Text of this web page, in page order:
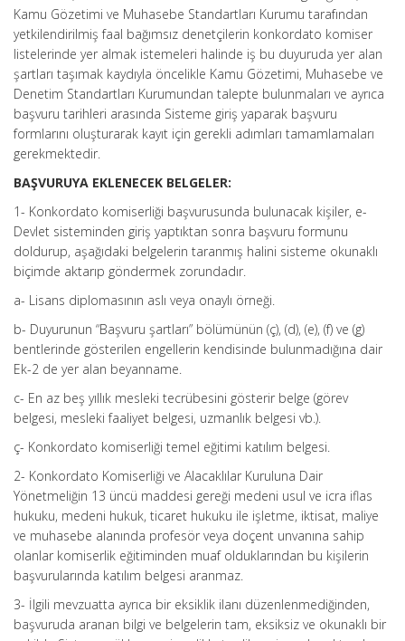
Kamu Gözetimi ve Muhasebe Standartları Kurumu tarafından
yetkilendirilmiş faal bağımsız denetçilerin konkordato komiser
listelerinde yer almak istemeleri halinde iş bu duyuruda yer alan
şartları taşımak kaydıyla öncelikle Kamu Gözetimi, Muhasebe ve
Denetim Standartları Kurumundan talepte bulunmaları ve ayrıca
başvuru tarihleri arasında Sisteme giriş yaparak başvuru
formlarını oluşturarak kayıt için gerekli adımları tamamlamaları
gerekmektedir.
BAŞVURUYA EKLENECEK BELGELER:
1- Konkordato komiserliği başvurusunda bulunacak kişiler, e-
Devlet sisteminden giriş yaptıktan sonra başvuru formunu
doldurup, aşağıdaki belgelerin taranmış halini sisteme okunaklı
biçimde aktarıp göndermek zorundadır.
a- Lisans diplomasının aslı veya onaylı örneği.
b- Duyurunun “Başvuru şartları” bölümünün (ç), (d), (e), (f) ve (g)
bentlerinde gösterilen engellerin kendisinde bulunmadığına dair
Ek-2 de yer alan beyanname.
c- En az beş yıllık mesleki tecrübesini gösterir belge (görev
belgesi, mesleki faaliyet belgesi, uzmanlık belgesi vb.).
ç- Konkordato komiserliği temel eğitimi katılım belgesi.
2- Konkordato Komiserliği ve Alacaklılar Kuruluna Dair
Yönetmeliğin 13 üncü maddesi gereği medeni usul ve icra iflas
hukuku, medeni hukuk, ticaret hukuku ile işletme, iktisat, maliye
ve muhasebe alanında profesör veya doçent unvanına sahip
olanlar komiserlik eğitiminden muaf olduklarından bu kişilerin
başvurularında katılım belgesi aranmaz.
3- İlgili mevzuatta ayrıca bir eksiklik ilanı düzenlenmediğinden,
başvuruda aranan bilgi ve belgelerin tam, eksiksiz ve okunaklı bir